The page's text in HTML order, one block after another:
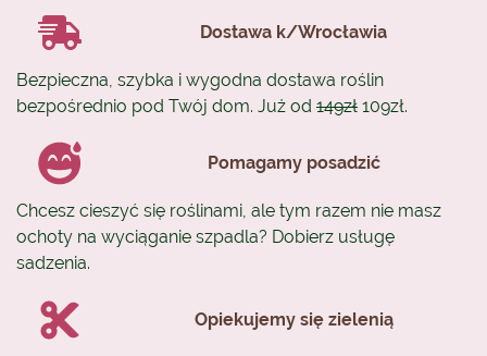
Dostawa k/Wrocławia
Bezpieczna, szybka i wygodna dostawa roślin
bezpośrednio pod Twój dom. Już od 149zł 109zł.
Pomagamy posadzić
Chcesz cieszyć się roślinami, ale tym razem nie masz
ochoty na wyciąganie szpadla? Dobierz usługę
sadzenia.
Opiekujemy się zielenią